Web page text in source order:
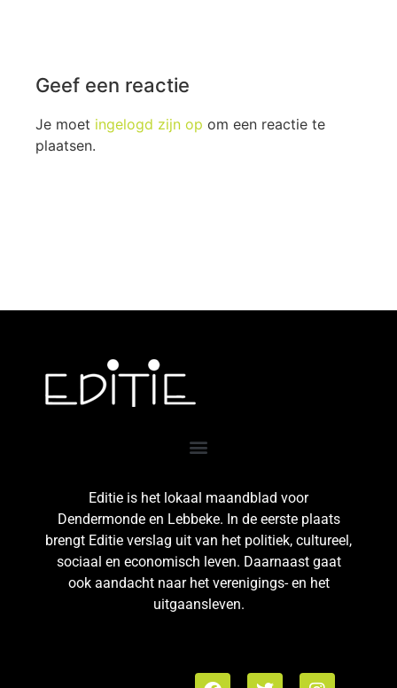
Geef een reactie
Je moet ingelogd zijn op om een reactie te
plaatsen.
Editie is het lokaal maandblad voor
Dendermonde en Lebbeke. In de eerste plaats
brengt Editie verslag uit van het politiek, cultureel,
sociaal en economisch leven. Daarnaast gaat
ook aandacht naar het verenigings- en het
uitgaansleven.